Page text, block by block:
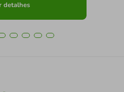
detalhes